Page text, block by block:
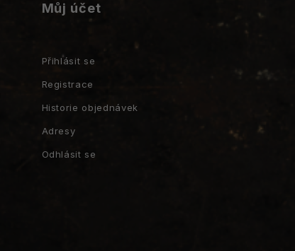
Můj účet
Přihlásit se
Registrace
Historie objednávek
Adresy
Odhlásit se